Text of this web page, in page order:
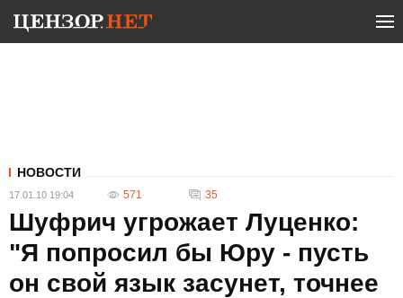
НОВОСТИ
17.01.10 19:04 571 35
Шуфрич угрожает Луценко:
"Я попросил бы Юру - пусть
он свой язык засунет, точнее